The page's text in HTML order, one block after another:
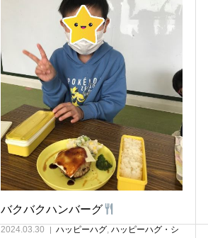
バクバクハンバーグ
2024.03.30 ハッピーハグ, ハッピーハグ・シ